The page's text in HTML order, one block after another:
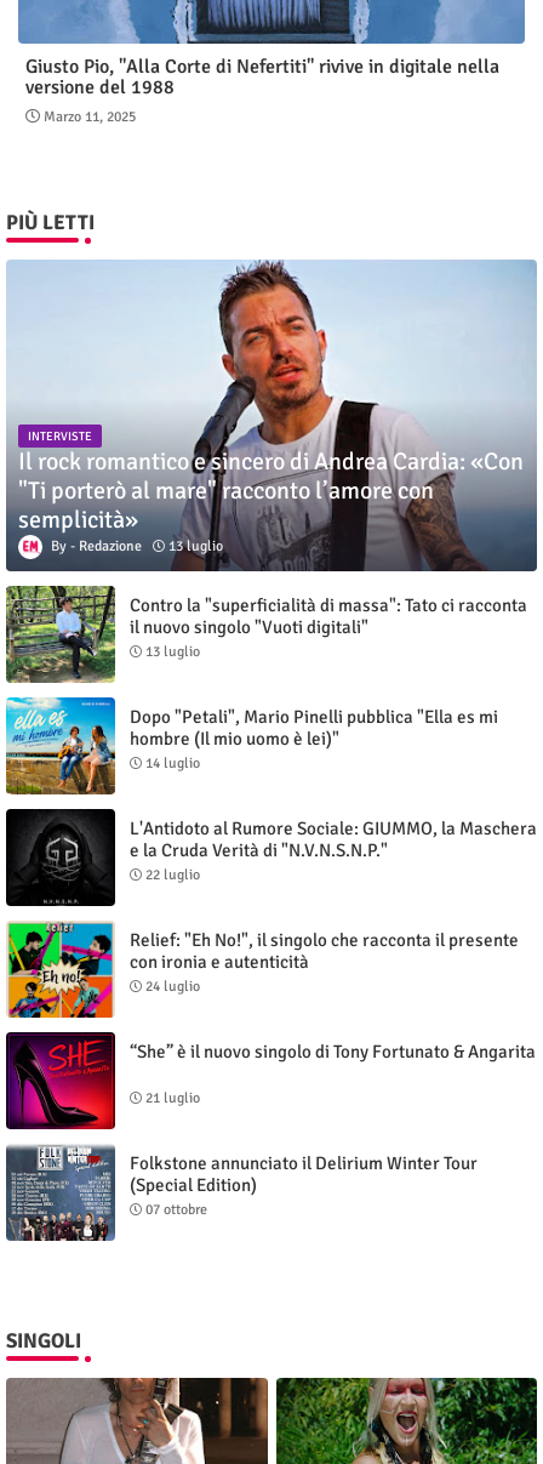
Giusto Pio, "Alla Corte di Nefertiti" rivive in digitale nella
versione del 1988
Marzo 11, 2025
PIÙ LETTI
INTERVISTE
Il rock romantico e sincero di Andrea Cardia: «Con
"Ti porterò al mare" racconto l’amore con
semplicità»
Redazione 13 luglio
Contro la "superficialità di massa": Tato ci racconta
il nuovo singolo "Vuoti digitali"
13 luglio
Dopo "Petali", Mario Pinelli pubblica "Ella es mi
hombre (Il mio uomo è lei)"
14 luglio
L'Antidoto al Rumore Sociale: GIUMMO, la Maschera
e la Cruda Verità di "N.V.N.S.N.P."
22 luglio
Relief: "Eh No!", il singolo che racconta il presente
con ironia e autenticità
24 luglio
“She” è il nuovo singolo di Tony Fortunato & Angarita
21 luglio
Folkstone annunciato il Delirium Winter Tour
(Special Edition)
07 ottobre
SINGOLI